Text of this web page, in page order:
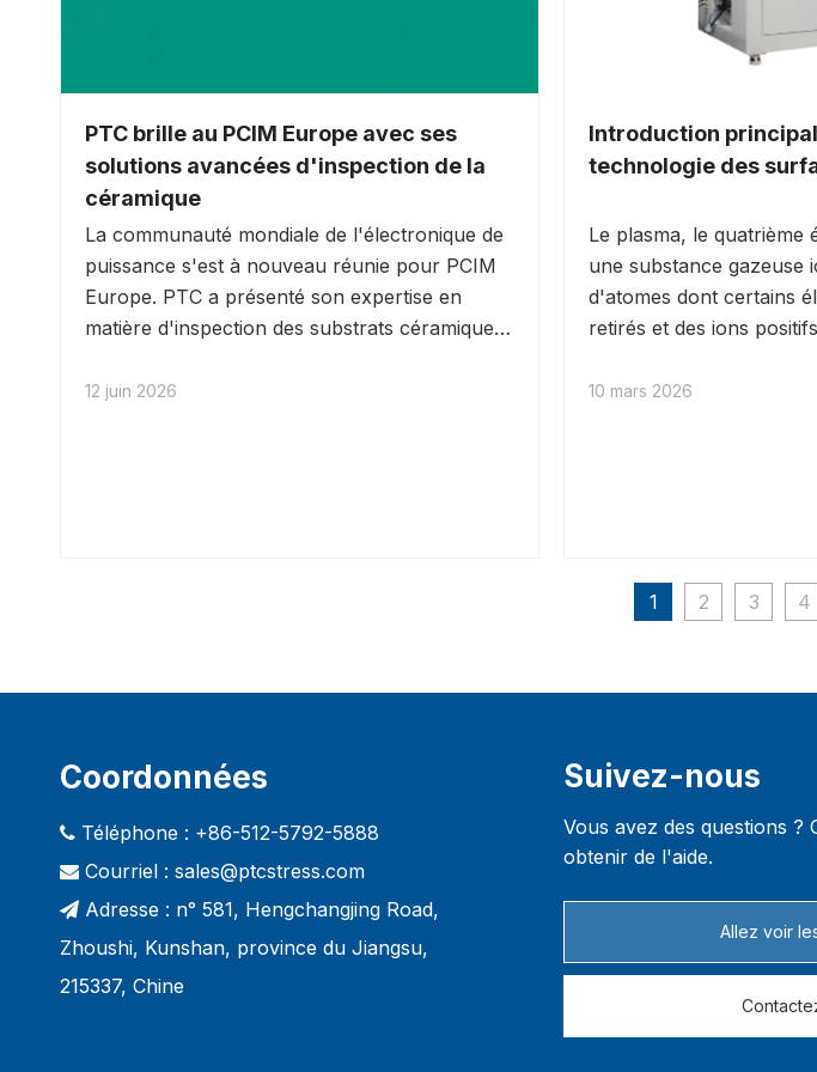
PTC brille au PCIM Europe avec ses
solutions avancées d'inspection de la
céramique
La communauté mondiale de l'électronique de
puissance s'est à nouveau réunie pour PCIM
Europe. PTC a présenté son expertise en
matière d'inspection des substrats céramiques,
automatisés (AOI) conçus pour détecter les
12 juin 2026
Introduction
technologie des
Le plasma, le quatrième
une substance gazeuse
d'atomes dont certains
retirés et des ions
constitué d'atomes, de
10 mars 2026
1 2 3 4
Coordonnées
 Téléphone : +86-512-5792-5888
 Courriel : sales@ptcstress.com
 Adresse : n° 581, Hengchangjing Road,
Zhoushi, Kunshan, province du Jiangsu,
215337, Chine
Suivez-nous
Vous avez des questions
obtenir de l'aide.
Allez voir